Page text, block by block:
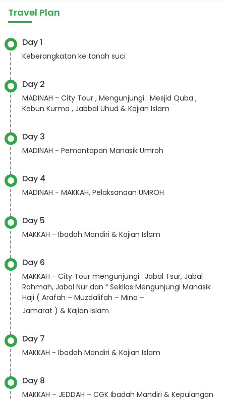
Travel Plan
Day 1
Keberangkatan ke tanah suci
Day 2
MADINAH - City Tour , Mengunjungi : Mesjid Quba ,
Kebun Kurma , Jabbal Uhud & Kajian Islam
Day 3
MADINAH - Pemantapan Manasik Umroh
Day 4
MADINAH - MAKKAH, Pelaksanaan UMROH
Day 5
MAKKAH - Ibadah Mandiri & Kajian Islam
Day 6
MAKKAH - City Tour mengunjungi : Jabal Tsur, Jabal
Rahmah, Jabal Nur dan “ Sekilas Mengunjungi Manasik
Haji ( Arafah – Muzdalifah – Mina –
Jamarat ) & Kajian Islam
Day 7
MAKKAH - Ibadah Mandiri & Kajian Islam
Day 8
MAKKAH – JEDDAH – CGK Ibadah Mandiri & Kepulangan